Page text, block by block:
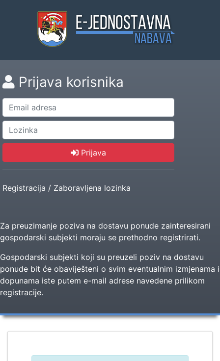
Prijava korisnika
Prijava
Registracija / Zaboravljena lozinka
Za preuzimanje poziva na dostavu ponude zainteresirani
gospodarski subjekti moraju se prethodno registrirati.
Gospodarski subjekti koji su preuzeli poziv na dostavu
ponude bit će obaviješteni o svim eventualnim izmjenama i
dopunama iste putem e-mail adrese navedene prilikom
registracije.